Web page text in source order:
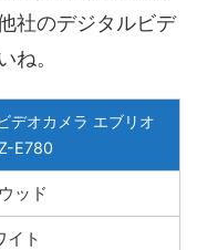
社のデジタルビデ
ね。
デオカメラ エブリオ
E780
ッド
ト